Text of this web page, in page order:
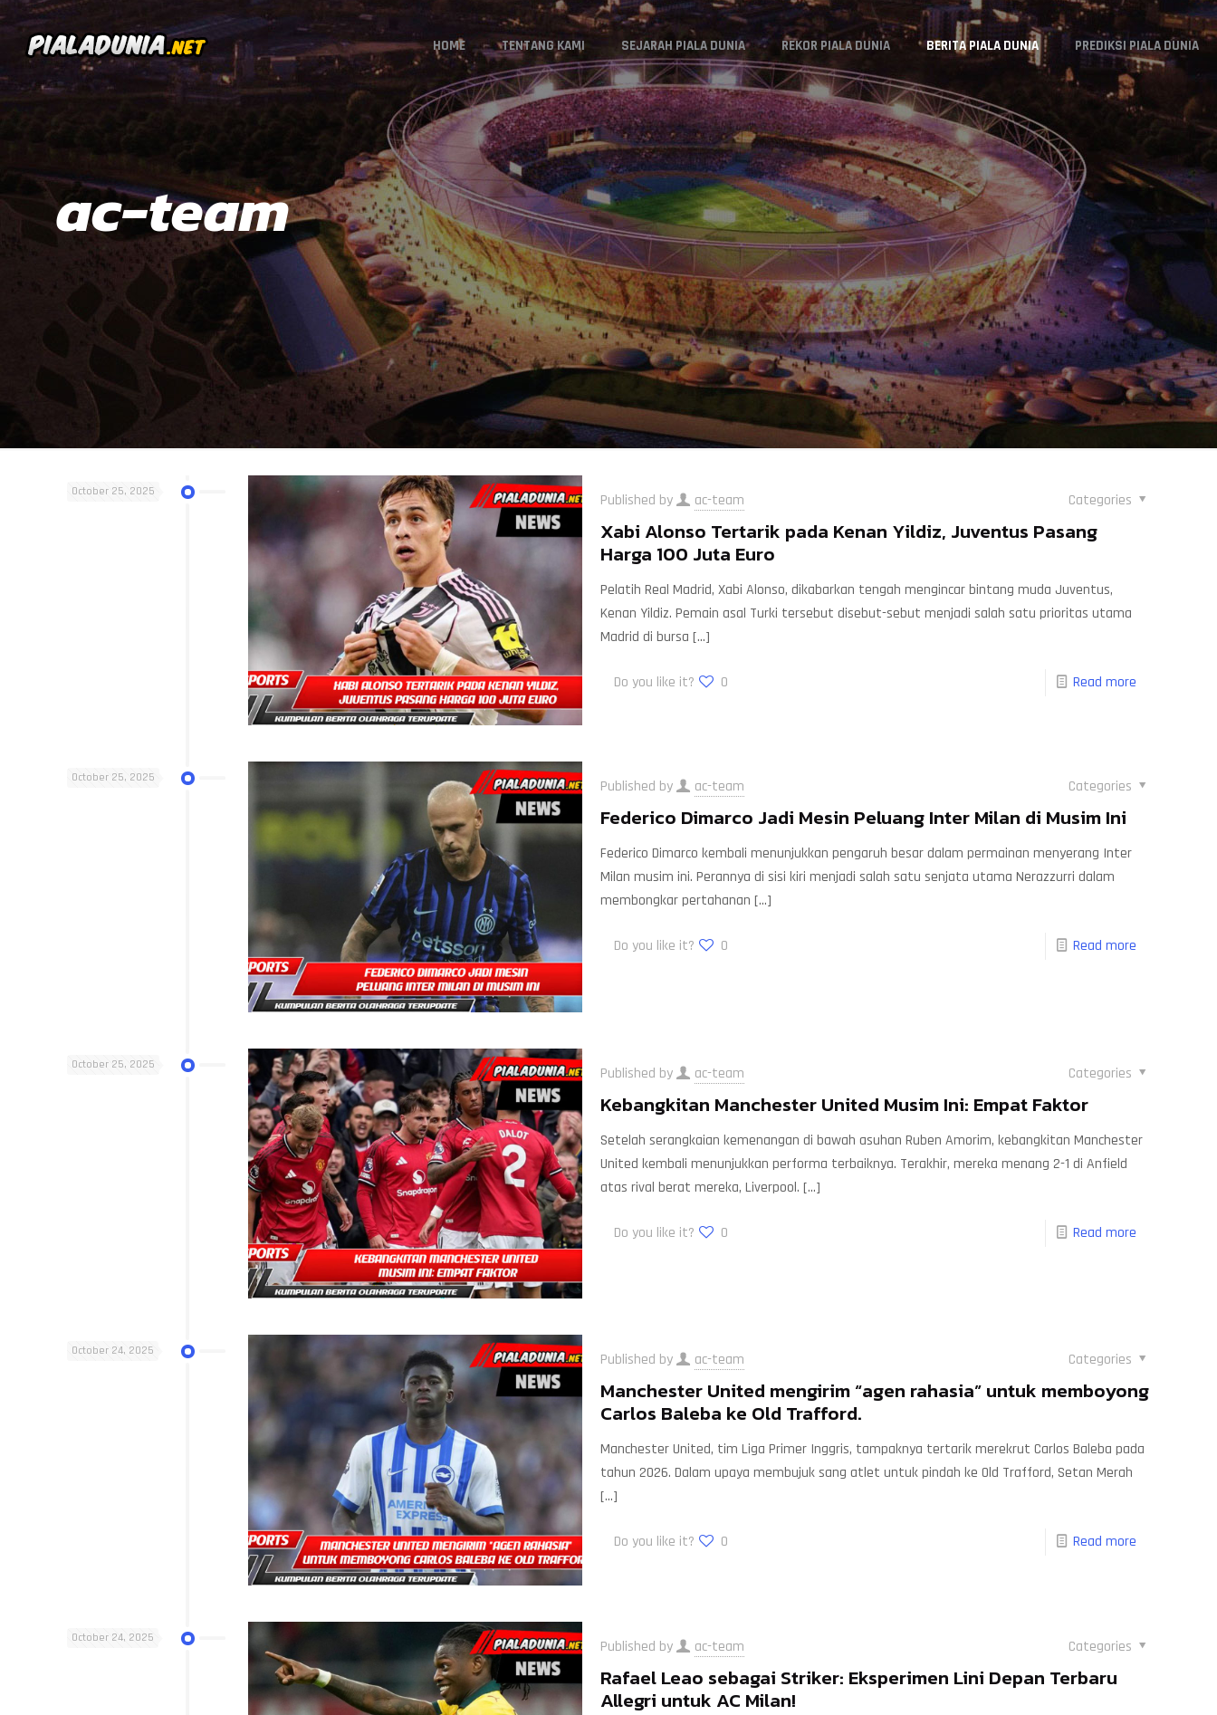
HOME TENTANG KAMI SEJARAH PIALA DUNIA REKOR PIALA DUNIA BERITA PIALA DUNIA PREDIKSI PIALA DUNIA
ac-team
October 25, 2025 Published by ac-team Categories
Xabi Alonso Tertarik pada Kenan Yildiz, Juventus Pasang
Harga 100 Juta Euro
Pelatih Real Madrid, Xabi Alonso, dikabarkan tengah mengincar bintang muda Juventus,
Kenan Yildiz. Pemain asal Turki tersebut disebut-sebut menjadi salah satu prioritas utama
Madrid di bursa […]
Do you like it? 0 Read more
October 25, 2025 Published by ac-team Categories
Federico Dimarco Jadi Mesin Peluang Inter Milan di Musim Ini
Federico Dimarco kembali menunjukkan pengaruh besar dalam permainan menyerang Inter
Milan musim ini. Perannya di sisi kiri menjadi salah satu senjata utama Nerazzurri dalam
membongkar pertahanan […]
Do you like it? 0 Read more
October 25, 2025 Published by ac-team Categories
Kebangkitan Manchester United Musim Ini: Empat Faktor
Setelah serangkaian kemenangan di bawah asuhan Ruben Amorim, kebangkitan Manchester
United kembali menunjukkan performa terbaiknya. Terakhir, mereka menang 2-1 di Anfield
atas rival berat mereka, Liverpool. […]
Do you like it? 0 Read more
October 24, 2025 Published by ac-team Categories
Manchester United mengirim “agen rahasia” untuk memboyong
Carlos Baleba ke Old Trafford.
Manchester United, tim Liga Primer Inggris, tampaknya tertarik merekrut Carlos Baleba pada
tahun 2026. Dalam upaya membujuk sang atlet untuk pindah ke Old Trafford, Setan Merah
[…]
Do you like it? 0 Read more
October 24, 2025 Published by ac-team Categories
Rafael Leao sebagai Striker: Eksperimen Lini Depan Terbaru
Allegri untuk AC Milan!